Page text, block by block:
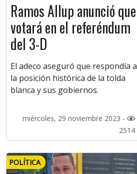
Ramos Allup anunció que
votará en el referéndum
del 3-D
El adeco aseguró que respondía a
la posición histórica de la tolda
blanca y sus gobiernos.
miércoles, 29 noviembre 2023 -
2514
POLÍTICA